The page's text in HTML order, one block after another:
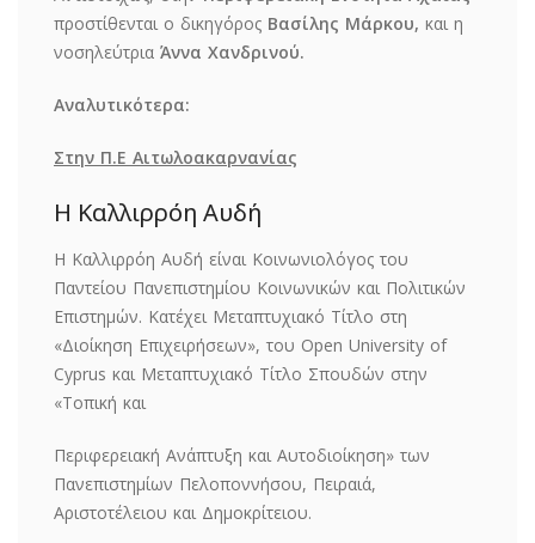
προστίθενται ο δικηγόρος Βασίλης Μάρκου, και η
νοσηλεύτρια Άννα Χανδρινού.
Αναλυτικότερα:
Στην Π.Ε Αιτωλοακαρνανίας
Η Καλλιρρόη Αυδή
Η Καλλιρρόη Αυδή είναι Κοινωνιολόγος του
Παντείου Πανεπιστημίου Κοινωνικών και Πολιτικών
Επιστημών. Κατέχει Μεταπτυχιακό Τίτλο στη
«Διοίκηση Επιχειρήσεων», του Open University of
Cyprus και Μεταπτυχιακό Τίτλο Σπουδών στην
«Τοπική και
Περιφερειακή Ανάπτυξη και Αυτοδιοίκηση» των
Πανεπιστημίων Πελοποννήσου, Πειραιά,
Αριστοτέλειου και Δημοκρίτειου.